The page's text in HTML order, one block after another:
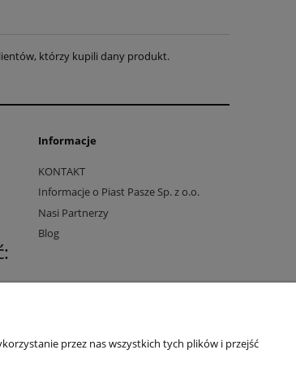
którzy kupili dany produkt.
Informacje
KONTAKT
Informacje o Piast Pasze Sp. z o.o.
Nasi Partnerzy
Blog
przez nas wszystkich tych plików i przejść